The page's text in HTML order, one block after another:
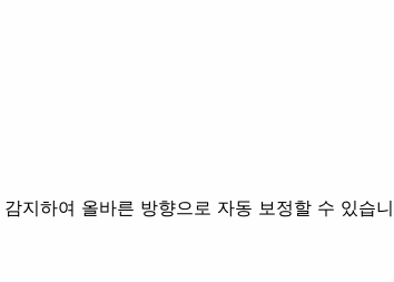
지하여 올바른 방향으로 자동 보정할 수 있습